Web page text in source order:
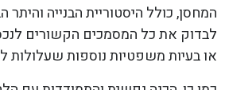
המחסן, כולל היסטוריית הבנייה והיתר
לבדוק את כל המסמכים הקשורים
או בעיות משפטיות נוספות שעלולות